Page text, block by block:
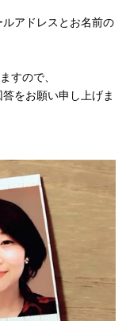
アドレスとお名前の
すので、
をお願い申し上げま